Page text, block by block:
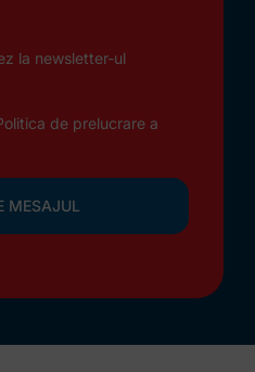
la newsletter-ul
de prelucrare a
MESAJUL